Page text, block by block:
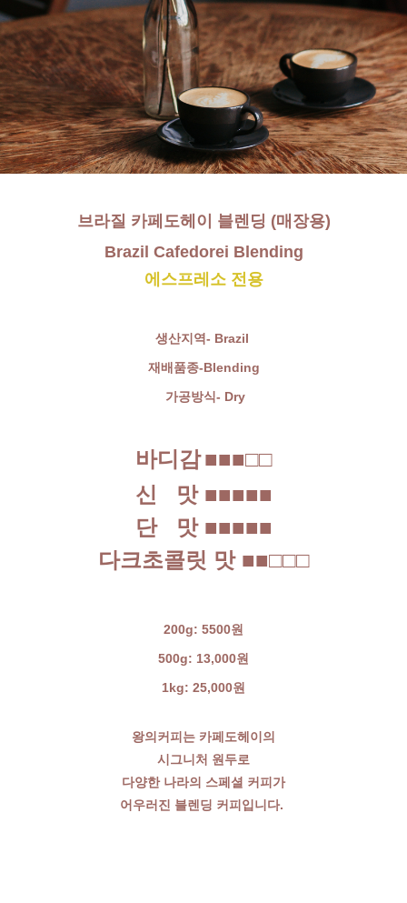
브라질 카페도헤이 블렌딩 (매장용)
Brazil Cafedorei Blending
에스프레소 전용
생산지역- Brazil
재배품종-Blending
가공방식- Dry
바디감 ■■■□□
신 맛 ■■■■■
단 맛 ■■■■■
다크초콜릿 맛 ■■□□□
200g: 5500원
500g: 13,000원
1kg: 25,000원
왕의커피는 카페도헤이의
시그니처 원두로
다양한 나라의 스페셜 커피가
어우러진 블렌딩 커피입니다.